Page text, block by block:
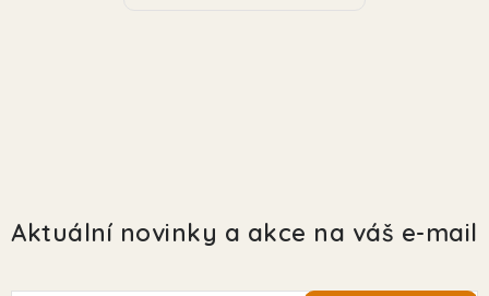
Aktuální novinky a akce na váš e-mail